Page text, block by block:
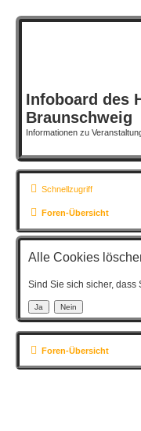
Infoboard des
Braunschweig
Informationen zu
Schnellzugriff
Foren-Übersicht
Alle Cookies
Sind Sie sich sicher,
Foren-Übersicht